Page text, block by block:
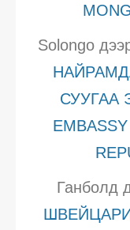
Solongo
СУУГАА
Ганболд